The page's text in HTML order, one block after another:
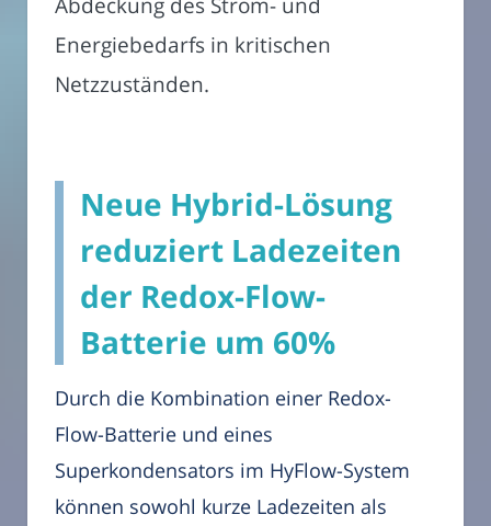
Energiebedarfs in kritischen
Netzzuständen.
Neue Hybrid-Lösung
reduziert Ladezeiten
der Redox-Flow-
Batterie um 60%
Durch die Kombination einer Redox-
Flow-Batterie und eines
Superkondensators im HyFlow-System
können sowohl kurze Ladezeiten als